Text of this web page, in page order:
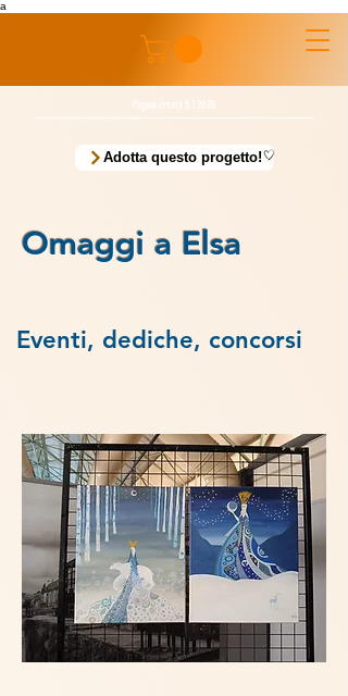
a
Pagina creata 5.7.2026
Adotta questo progetto!
Omaggi a Elsa
Eventi, dediche, concorsi